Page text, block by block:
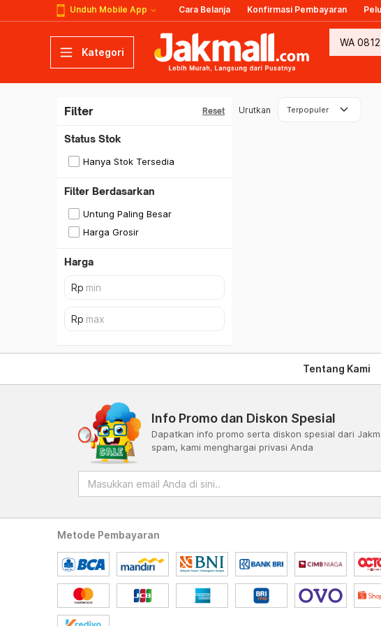
Unduh Mobile App Cara Belanja Konfirmasi Pembayaran
Kategori
Filter Reset
Status Stok
Hanya Stok Tersedia
Filter Berdasarkan
Untung Paling Besar
Harga Grosir
Harga
Urutkan Terpopuler keyboard_arrow_down
Tentang Kami
Info Promo dan Diskon Spesial
Dapatkan info promo serta diskon spesial dari
spam, kami menghargai privasi Anda
Metode Pembayaran